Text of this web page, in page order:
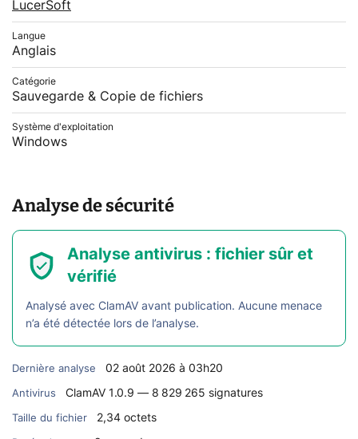
LucerSoft
Langue
Anglais
Catégorie
Sauvegarde & Copie de fichiers
Système d'exploitation
Windows
Analyse de sécurité
Analyse antivirus : fichier sûr et
vérifié
Analysé avec ClamAV avant publication. Aucune menace
n’a été détectée lors de l’analyse.
Dernière analyse 02 août 2026 à 03h20
Antivirus ClamAV 1.0.9 — 8 829 265 signatures
Taille du fichier 2,34 octets